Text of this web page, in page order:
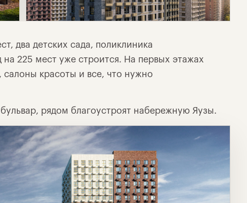
два детских сада, поликлиника
225 мест уже строится. На первых этажах
красоты и все, что нужно
рядом благоустроят набережную Яузы.